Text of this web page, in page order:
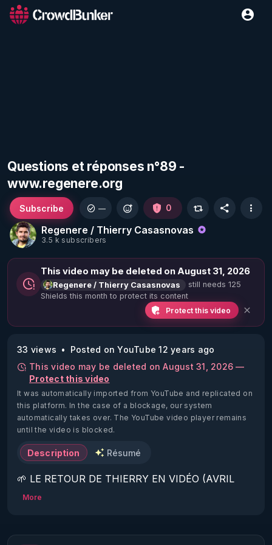
Questions et réponses n°89 -
www.regenere.org
Regenere / Thierry Casasnovas
3.5 k subscribers
Subscribe — 0
This video may be deleted on August 31, 2026
Regenere / Thierry Casasnovas
still needs 125
Shields this month to protect its content
Protect this video
33 views
Posted on YouTube 12 years ago
This video may be deleted on August 31, 2026 —
Protect this video
It was automatically imported from YouTube and replicated on
this platform. In the case of a blockage, our system
automatically takes over. The YouTube video player remains
until the video is blocked.
Description Résumé
🌱 LE RETOUR DE THIERRY EN VIDÉO (AVRIL
2022)!
https://www.rgnr.fr/presentation.html
More